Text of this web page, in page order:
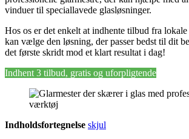
vinduer til speciallavede glasløsninger.
Hos os er det enkelt at indhente tilbud fra
kan vælge den løsning, der passer bedst til dit
det første skridt mod et klart resultat i dag!
Indhent 3 tilbud, gratis og uforpligtende
Indholdsfortegnelse skjul